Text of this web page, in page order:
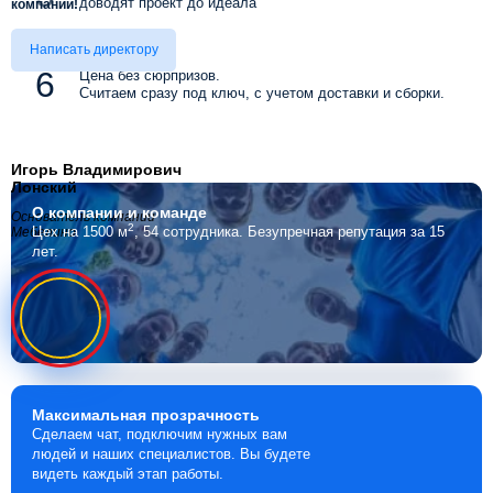
Цена без сюрпризов.
Считаем сразу под ключ, с учетом доставки и сборки.
компании!
Написать директору
Игорь Владимирович
Лонский
Основатель компании
Мебелино
О компаниии команде
Цех на 1500 м2, 54 сотрудника. Безупречная репутация за 15
лет.
Максимальная прозрачность
Сделаем чат, подключим нужных вам
людей и наших специалистов. Вы будете
видеть каждый этап работы.